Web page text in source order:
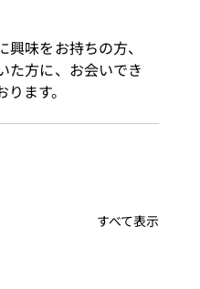
味をお持ちの方、
た方に、お会いでき
ます。
すべて表示